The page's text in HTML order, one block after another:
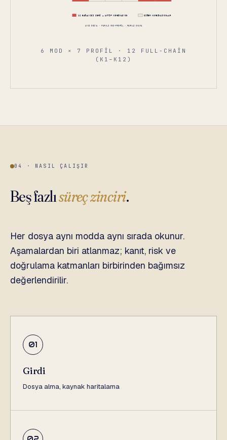
6 MOD × 7 PROFIL · 12 FULL-CHAIN
(K1–K12)
04 · NASIL ÇALIŞIR
Beş fazlısüreç zinciri.
Her dosya aynı modda aynı sırada okunur.
Aşamalardan biri atlanmaz; kanıt, risk ve
doğrulama katmanları birbirinden bağımsız
değerlendirilir.
01
Girdi
Dosya alma, kaynak haritalama